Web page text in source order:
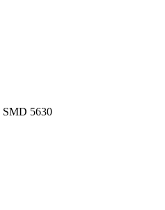
SMD 5630